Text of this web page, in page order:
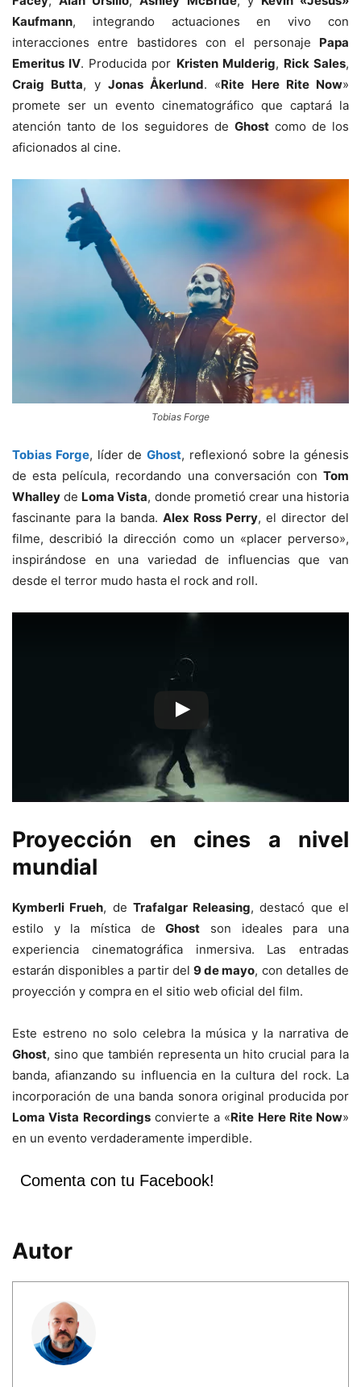
Kaufmann, integrando actuaciones en vivo con
interacciones entre bastidores con el personaje Papa
Emeritus IV. Producida por Kristen Mulderig, Rick Sales,
Craig Butta, y Jonas Åkerlund. «Rite Here Rite Now»
promete ser un evento cinematográfico que captará la
atención tanto de los seguidores de Ghost como de los
aficionados al cine.
Tobias Forge
Tobias Forge, líder de Ghost, reflexionó sobre la génesis
de esta película, recordando una conversación con Tom
Whalley de Loma Vista, donde prometió crear una historia
fascinante para la banda. Alex Ross Perry, el director del
filme, describió la dirección como un «placer perverso»,
inspirándose en una variedad de influencias que van
desde el terror mudo hasta el rock and roll.
Proyección en cines a nivel
mundial
Kymberli Frueh, de Trafalgar Releasing, destacó que el
estilo y la mística deGhost son ideales para una
experiencia cinematográfica inmersiva. Las entradas
estarán disponibles a partir del 9 de mayo, con detalles de
proyección y compra en el sitio web oficial del film.
Este estreno no solo celebra la música y la narrativa de
Ghost, sino que también representa un hito crucial para la
banda, afianzando su influencia en la cultura del rock. La
incorporación de una banda sonora original producida por
Loma Vista Recordingsconvierte a «Rite Here Rite Now»
en un evento verdaderamente imperdible.
Comenta con tu Facebook!
Autor